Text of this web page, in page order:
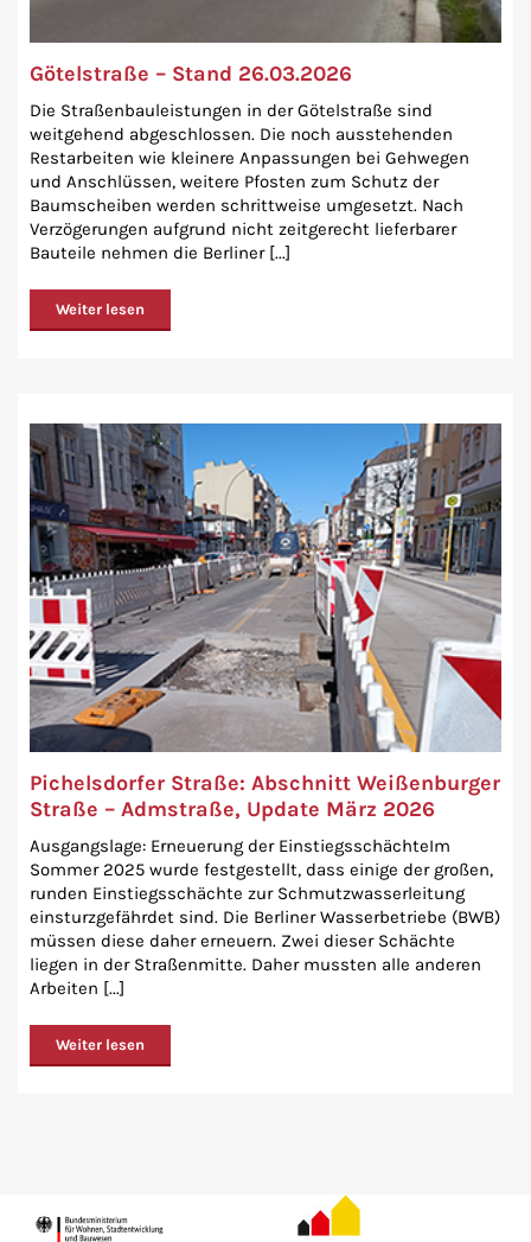
Götelstraße – Stand 26.03.2026
Die Straßenbauleistungen in der Götelstraße sind
weitgehend abgeschlossen. Die noch ausstehenden
Restarbeiten wie kleinere Anpassungen bei Gehwegen
und Anschlüssen, weitere Pfosten zum Schutz der
Baumscheiben werden schrittweise umgesetzt. Nach
Verzögerungen aufgrund nicht zeitgerecht lieferbarer
Bauteile nehmen die Berliner [...]
Weiter lesen
Pichelsdorfer Straße: Abschnitt Weißenburger
Straße – Admstraße, Update März 2026
Ausgangslage: Erneuerung der EinstiegsschächteIm
Sommer 2025 wurde festgestellt, dass einige der großen,
runden Einstiegsschächte zur Schmutzwasserleitung
einsturzgefährdet sind. Die Berliner Wasserbetriebe (BWB)
müssen diese daher erneuern. Zwei dieser Schächte
liegen in der Straßenmitte. Daher mussten alle anderen
Arbeiten [...]
Weiter lesen